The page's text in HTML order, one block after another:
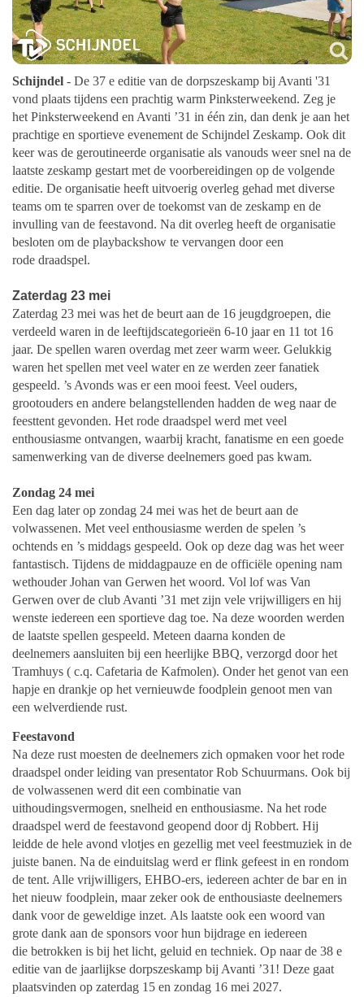
Schijndel - De 37 e editie van de dorpszeskamp bij Avanti '31
vond plaats tijdens een prachtig warm Pinksterweekend. Zeg je
het Pinksterweekend en Avanti ’31 in één zin, dan denk je aan het
prachtige en sportieve evenement de Schijndel Zeskamp. Ook dit
keer was de geroutineerde organisatie als vanouds weer snel na de
laatste zeskamp gestart met de voorbereidingen op de volgende
editie. De organisatie heeft uitvoerig overleg gehad met diverse
teams om te sparren over de toekomst van de zeskamp en de
invulling van de feestavond. Na dit overleg heeft de organisatie
besloten om de playbackshow te vervangen door een
rode draadspel.
Zaterdag 23 mei
Zaterdag 23 mei was het de beurt aan de 16 jeugdgroepen, die
verdeeld waren in de leeftijdscategorieën 6-10 jaar en 11 tot 16
jaar. De spellen waren overdag met zeer warm weer. Gelukkig
waren het spellen met veel water en ze werden zeer fanatiek
gespeeld. ’s Avonds was ereen mooi feest. Veel ouders,
grootouders en andere belangstellenden hadden de weg naar de
feesttent gevonden. Het rode draadspel werd met veel
enthousiasme ontvangen, waarbij kracht, fanatisme en een goede
samenwerking van de diverse deelnemers goed pas kwam.
Zondag 24 mei
Een dag later op zondag 24 mei was het de beurt aan de
volwassenen. Met veel enthousiasme werden de spelen ’s
ochtends en ’s middags gespeeld. Ook op deze dag was het weer
fantastisch. Tijdens de middagpauze en de officiële opening nam
wethouder Johan van Gerwen het woord. Vol lof was Van
Gerwen over de club Avanti ’31 met zijn vele vrijwilligers en hij
wenste iedereen een sportieve dag toe. Na deze woorden werden
de laatste spellen gespeeld. Meteen daarna konden de
deelnemers aansluiten bij een heerlijke BBQ, verzorgd door het
Tramhuys ( c.q. Cafetaria de Kafmolen). Onder het genot van een
hapje en drankje op het vernieuwde foodplein genoot men van
een welverdiende rust.
Feestavond
Na deze rust moesten de deelnemers zich opmaken voor het rode
draadspel onder leiding van presentator Rob Schuurmans. Ook bij
de volwassenen werd dit een combinatie van
uithoudingsvermogen, snelheid en enthousiasme. Na het rode
draadspel werd de feestavond geopend door dj Robbert. Hij
leidde de hele avond vlotjes en gezellig met veel feestmuziek in de
juiste banen. Na de einduitslag werd erflink gefeest in en rondom
de tent. Alle vrijwilligers, EHBO-ers, iedereen achter de bar en in
het nieuw foodplein, maar zeker ook de enthousiaste deelnemers
dank voor de geweldige inzet. Als laatste ook een woord van
grote dank aan de sponsors voor hun bijdrage en iedereen
die betrokken is bij het licht, geluid en techniek. Op naar de 38 e
editie van de jaarlijkse dorpszeskamp bij Avanti ’31! Deze gaat
plaatsvinden op zaterdag 15 en zondag 16 mei 2027.